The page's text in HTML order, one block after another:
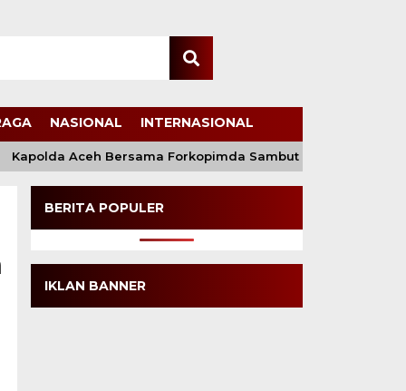
NASIONAL INTERNASIONAL
Aceh Bersama Forkopimda Sambut Kunjungan Kerja
BERITA POPULER
IKLAN BANNER